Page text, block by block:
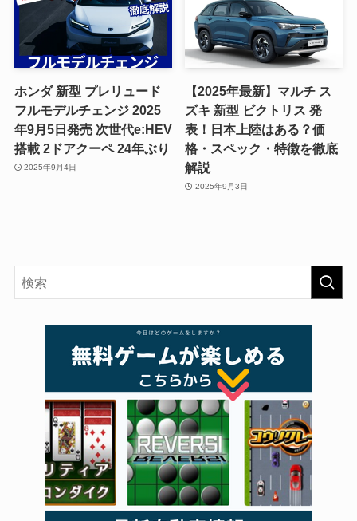
ホンダ 新型 プレリュード
フルモデルチェンジ 2025
年9月5日発売 次世代e:HEV
搭載 2ドアクーペ 24年ぶり
2025年9月4日
【2025年最新】マルチ ス
ズキ 新型 ビクトリス 発
表！日本上陸はある？価
格・スペック・特徴を徹底
解説
2025年9月3日